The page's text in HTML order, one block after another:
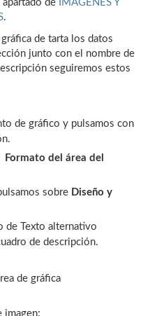
de
IMÁGENES Y
.
de tarta los datos
junto con el nombre de
seguiremos estos
de gráfico y pulsamos con
Formato del área del
sobre Diseño y
de Texto alternativo
de descripción.
imagen: